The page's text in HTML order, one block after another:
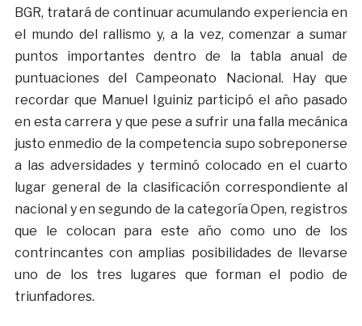
BGR, tratará de continuar acumulando experiencia en
el mundo del rallismo y, a la vez, comenzar a sumar
puntos importantes dentro de la tabla anual de
puntuaciones del Campeonato Nacional. Hay que
recordar que Manuel Iguiniz participó el año pasado
en esta carrera y que pese a sufrir una falla mecánica
justo enmedio de la competencia supo sobreponerse
a las adversidades y terminó colocado en el cuarto
lugar general de la clasificación correspondiente al
nacional y en segundo de la categoría Open, registros
que le colocan para este año como uno de los
contrincantes con amplias posibilidades de llevarse
uno de los tres lugares que forman el podio de
triunfadores.